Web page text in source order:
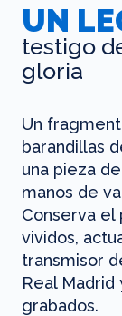
UN
testigo
gloria
Un
barandillas
una pieza
manos de
Conserva el
vividos,
transmisor
Real Madrid
grabados.